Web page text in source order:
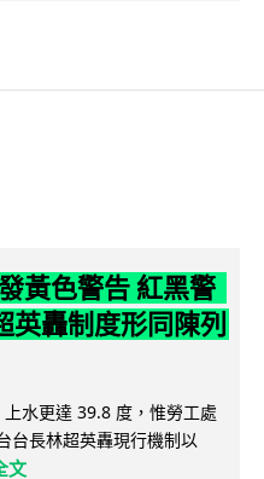
黃色警告 紅黑警
英轟制度形同陳列
水更達 39.8 度，惟勞工處
台長林超英轟現行機制以
文